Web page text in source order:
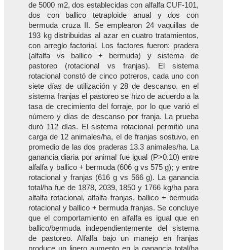
de 5000 m2, dos establecidas con alfalfa CUF-101,
dos con ballico tetraploide anual y dos con
bermuda cruza II. Se emplearon 24 vaquillas de
193 kg distribuidas al azar en cuatro tratamientos,
con arreglo factorial. Los factores fueron: pradera
(alfalfa vs ballico + bermuda) y sistema de
pastoreo (rotacional vs franjas). El sistema
rotacional constó de cinco potreros, cada uno con
siete días de utilización y 28 de descanso. en el
sistema franjas el pastoreo se hizo de acuerdo a la
tasa de crecimiento del forraje, por lo que varió el
número y días de descanso por franja. La prueba
duró 112 días. El sistema rotacional permitió una
carga de 12 animales/ha, el de franjas sostuvo, en
promedio de las dos praderas 13.3 animales/ha. La
ganancia diaria por animal fue igual (P>0.10) entre
alfalfa y ballico + bermuda (606 g vs 575 g); y entre
rotacional y franjas (616 g vs 566 g). La ganancia
total/ha fue de 1878, 2039, 1850 y 1766 kg/ha para
alfalfa rotacional, alfalfa franjas, ballico + bermuda
rotacional y ballico + bermuda franjas. Se concluye
que el comportamiento en alfalfa es igual que en
ballico/bermuda independientemente del sistema
de pastoreo. Alfalfa bajo un manejo en franjas